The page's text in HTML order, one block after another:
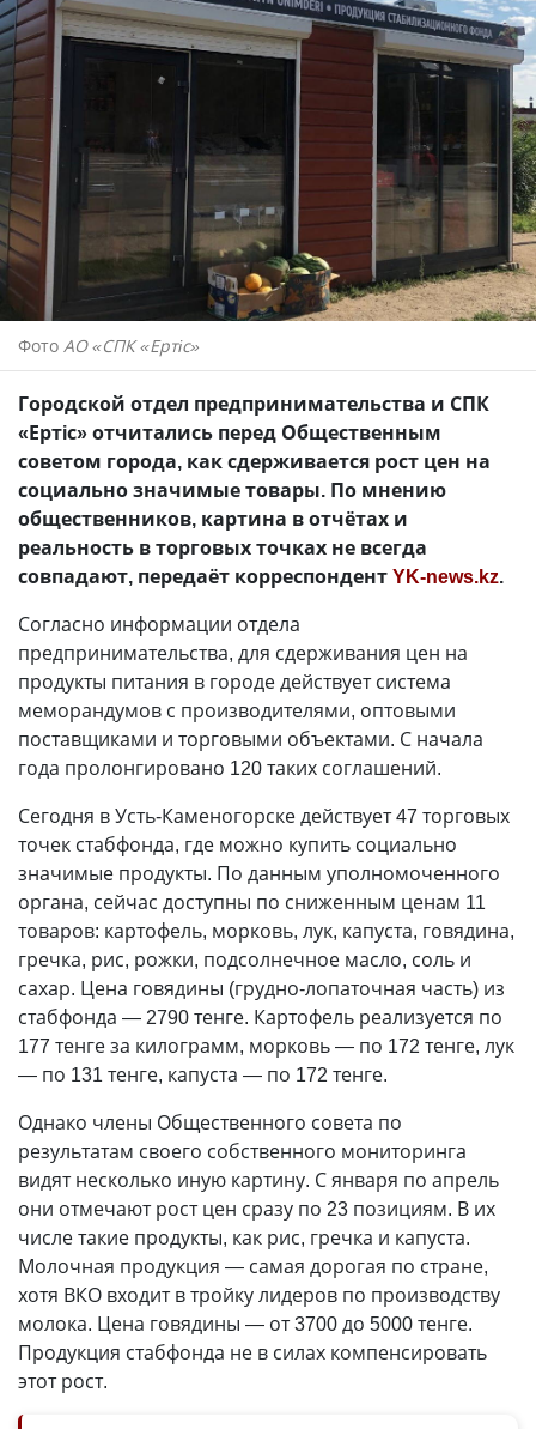
Фото АО «СПК «Ертiс»
Городской отдел предпринимательства и СПК
«Ертiс» отчитались перед Общественным
советом города, как сдерживается рост цен на
социально значимые товары. По мнению
общественников, картина в отчётах и
реальность в торговых точках не всегда
совпадают, передаёт корреспондентYK-news.kz.
Согласно информации отдела
предпринимательства, для сдерживания цен на
продукты питания в городе действует система
меморандумов с производителями, оптовыми
поставщиками и торговыми объектами. С начала
года пролонгировано 120 таких соглашений.
Сегодня в Усть-Каменогорске действует 47 торговых
точек стабфонда, где можно купить социально
значимые продукты. По данным уполномоченного
органа, сейчас доступны по сниженным ценам 11
товаров: картофель, морковь, лук, капуста, говядина,
гречка, рис, рожки, подсолнечное масло, соль и
сахар. Цена говядины (грудно-лопаточная часть) из
стабфонда — 2790 тенге. Картофель реализуется по
177 тенге за килограмм, морковь — по 172 тенге, лук
— по 131 тенге, капуста — по 172 тенге.
Однако члены Общественного совета по
результатам своего собственного мониторинга
видят несколько иную картину. С января по апрель
они отмечают рост цен сразу по 23 позициям. В их
числе такие продукты, как рис, гречка и капуста.
Молочная продукция — самая дорогая по стране,
хотя ВКО входит в тройку лидеров по производству
молока. Цена говядины — от 3700 до 5000 тенге.
Продукция стабфонда не в силах компенсировать
этот рост.